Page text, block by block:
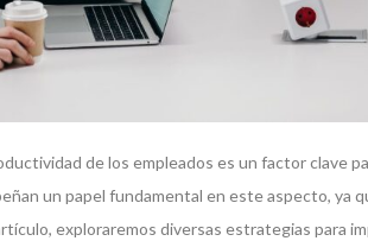
de los empleados es un factor clave
un papel fundamental en este aspecto, ya
exploraremos diversas estrategias para